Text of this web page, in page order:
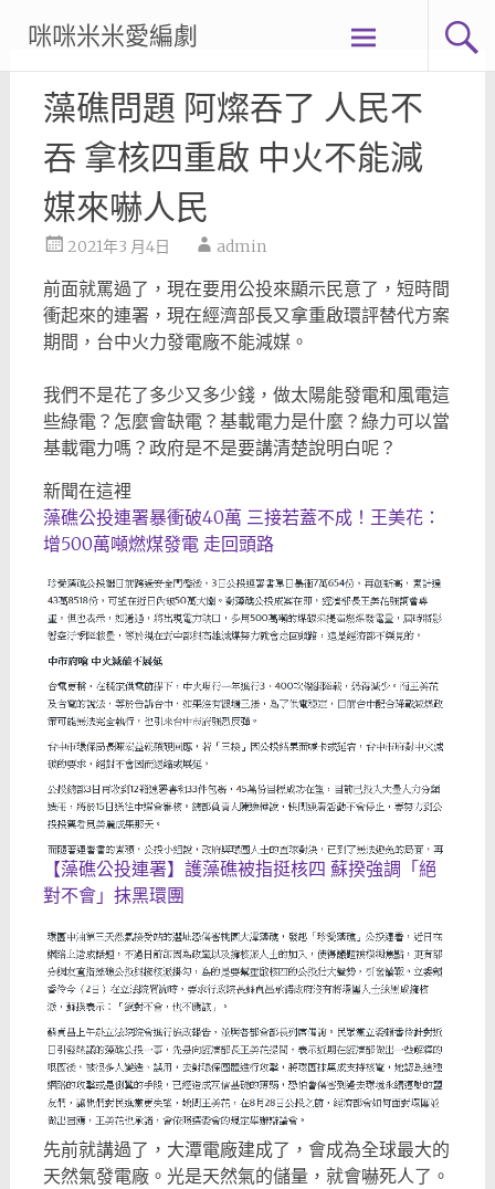
content
咪咪米米愛編劇
藻礁問題 阿燦吞了 人民不
吞 拿核四重啟 中火不能減
媒來嚇人民
2021年3 月4日 admin
前面就罵過了，現在要用公投來顯示民意了，短時間
衝起來的連署，現在經濟部長又拿重啟環評替代方案
期間，台中火力發電廠不能減媒。
我們不是花了多少又多少錢，做太陽能發電和風電這
些綠電？怎麼會缺電？基載電力是什麼？綠力可以當
基載電力嗎？政府是不是要講清楚說明白呢？
新聞在這裡
藻礁公投連署暴衝破40萬 三接若蓋不成！王美花：
增500萬噸燃煤發電 走回頭路
【藻礁公投連署】護藻礁被指挺核四 蘇揆強調「絕
對不會」抹黑環團
先前就講過了，大潭電廠建成了，會成為全球最大的
天然氣發電廠。光是天然氣的儲量，就會嚇死人了。